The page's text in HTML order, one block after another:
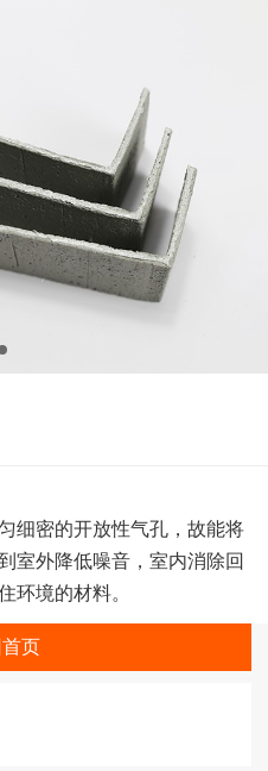
密的开放性气孔，故能将
室外降低噪音，室内消除回
环境的材料。
页